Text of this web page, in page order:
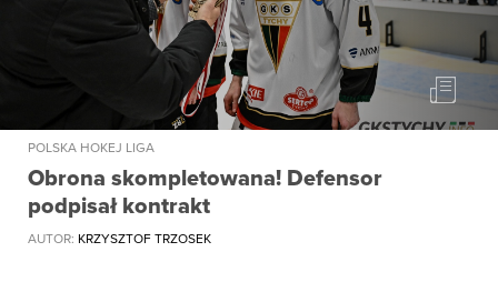
POLSKA HOKEJ LIGA
Obrona skompletowana! Defensor
podpisał kontrakt
AUTOR: KRZYSZTOF TRZOSEK